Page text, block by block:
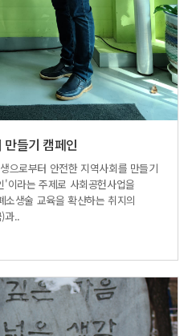
만들기 캠페인
으로부터 안전한 지역사회를 만들기
이라는 주제로 사회공헌사업을
생술 교육을 확산하는 취지의
과..